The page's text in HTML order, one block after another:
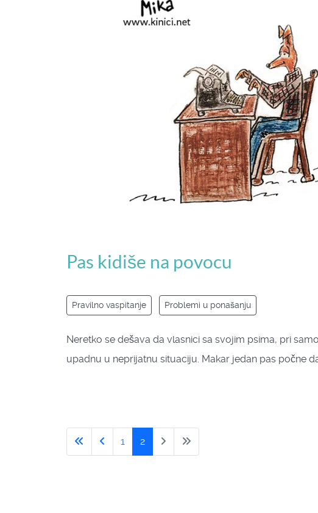
Pas kidiše na povocu
Pravilno vaspitanje Problemi u ponašanju
Neretko se dešava da vlasnici sa svojim psima, pri
upadnu u neprijatnu situaciju. Makar jedan pas počne
1 2